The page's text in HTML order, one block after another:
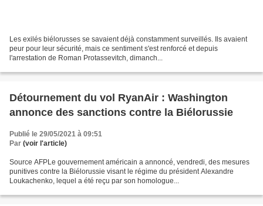
Les exilés biélorusses se savaient déjà constamment surveillés. Ils avaient
peur pour leur sécurité, mais ce sentiment s'est renforcé et depuis
l'arrestation de Roman Protassevitch, dimanch...
Détournement du vol RyanAir : Washington
annonce des sanctions contre la Biélorussie
Publié le 29/05/2021 à 09:51
Par (voir l'article)
Source AFPLe gouvernement américain a annoncé, vendredi, des mesures
punitives contre la Biélorussie visant le régime du président Alexandre
Loukachenko, lequel a été reçu par son homologue...